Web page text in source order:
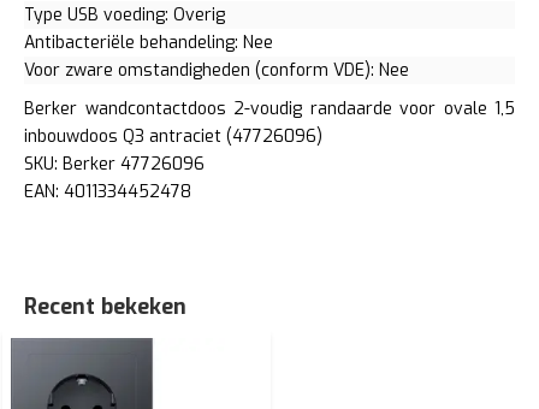
Type USB voeding: Overig
Antibacteriële behandeling: Nee
Voor zware omstandigheden (conform VDE): Nee
Berker wandcontactdoos 2-voudig randaarde voor ovale 1,5
inbouwdoos Q3 antraciet (47726096)
SKU: Berker 47726096
EAN: 4011334452478
Recent bekeken